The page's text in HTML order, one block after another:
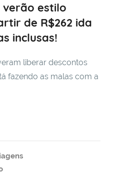
verão estilo
de R$262 ida
inclusas!
liberar descontos
fazendo as malas com a